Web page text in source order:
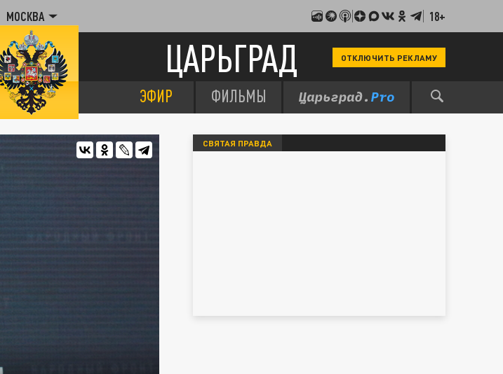
МОСКВА 18+
ЦАРЬГРАД ОТКЛЮЧИТЬ РЕКЛАМУ
ЭФИР ФИЛЬМЫ
СВЯТАЯ ПРАВДА